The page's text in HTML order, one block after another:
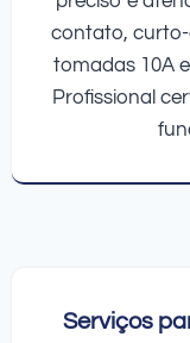
contato,
tomadas 10A
Profissional
Serviços